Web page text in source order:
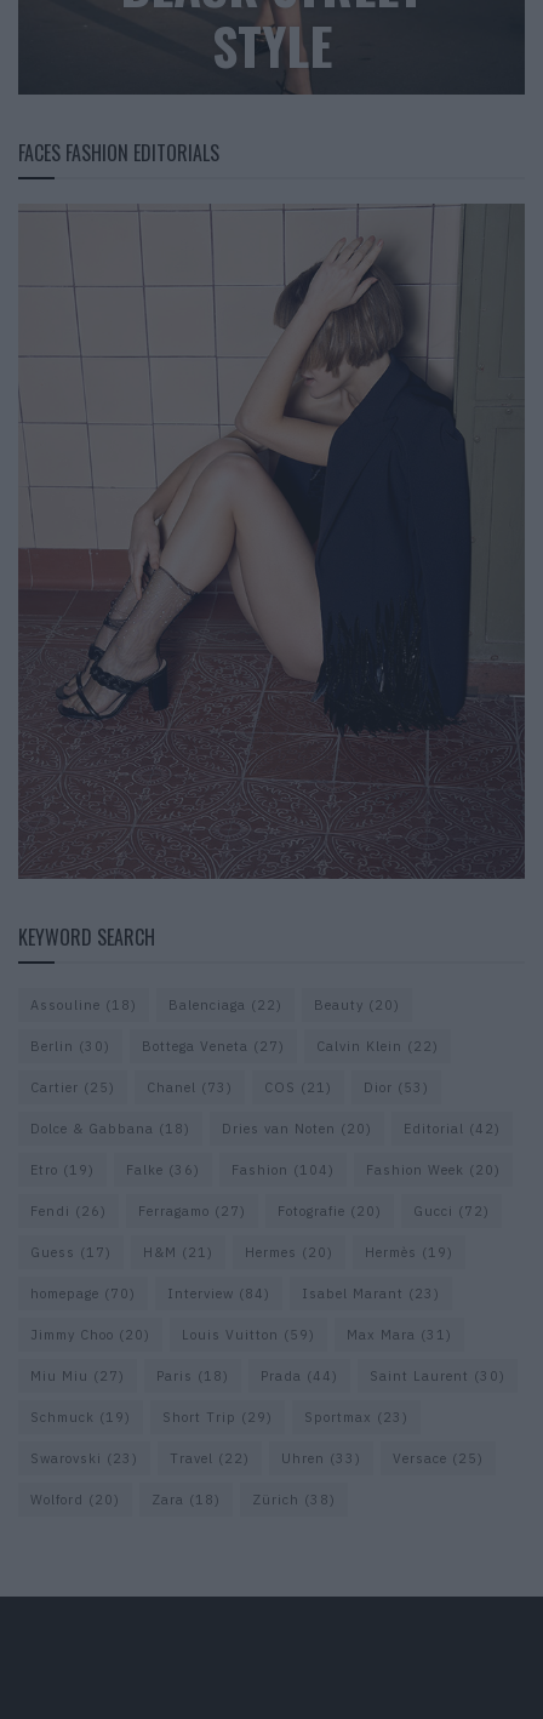
STYLE
FACES FASHION EDITORIALS
KEYWORD SEARCH
Assouline (18) Balenciaga (22) Beauty (20)
Berlin (30) Bottega Veneta (27) Calvin Klein (22)
Cartier (25) Chanel (73) COS (21) Dior (53)
Dolce & Gabbana (18) Dries van Noten (20) Editorial (42)
Etro (19) Falke (36) Fashion (104) Fashion Week (20)
Fendi (26) Ferragamo (27) Fotografie (20) Gucci (72)
Guess (17) H&M (21) Hermes (20) Hermès (19)
homepage (70) Interview (84) Isabel Marant (23)
Jimmy Choo (20) Louis Vuitton (59) Max Mara (31)
Miu Miu (27) Paris (18) Prada (44) Saint Laurent (30)
Schmuck (19) Short Trip (29) Sportmax (23)
Swarovski (23) Travel (22) Uhren (33) Versace (25)
Wolford (20) Zara (18) Zürich (38)